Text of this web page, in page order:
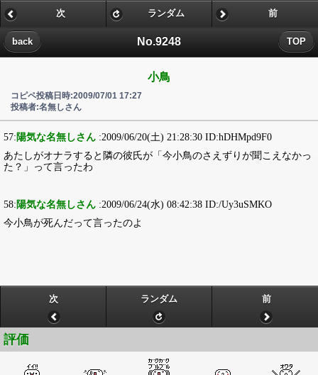
No.9248
back TOP
次 ランダム 前
小鳥
コピペ投稿日時:2009/07/01 17:27
投稿者:名無しさん
57: 陽気な名無しさん :2009/06/20(土) 21:28:30 ID:hDHMpd9F0
あたしがオナラすると隣の彼氏が「今小鳥のさえずりが聞こえなかっ
た？」って言ったわ
58: 陽気な名無しさん :2009/06/24(水) 08:42:38 ID:/Uy3uSMKO
今小鳥が死んだって言ったのよ
次 ランダム 前
評価